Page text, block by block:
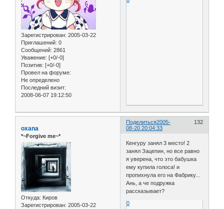
Зарегистрирован: 2005-03-22
Приглашений: 0
Сообщений: 2861
Уважение: [+0/-0]
Позитив: [+0/-0]
Провел на форуме:
Не определено
Последний визит:
2008-06-07 19:12:50
Поделиться 132
2005-
08-20 20:04:33
oxana
*~Forgive me~*
Откуда: Киров
Зарегистрирован: 2005-03-22
Кенгуру занял 3 место! 2
занял Зацепин, но все равно
я уверена, что это бабушка
ему купила голоса! и
пропихнула его на Фабрику...
Ань, а че подружка
рассказывает?
0